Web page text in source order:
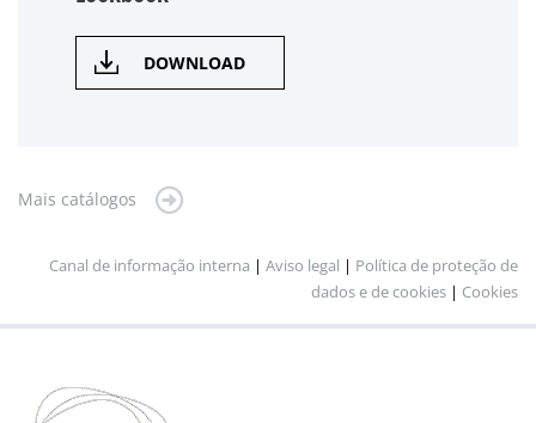
DOWNLOAD
Mais catálogos
Canal de informação interna | Aviso legal | Política de proteção de
dados e de cookies | Cookies